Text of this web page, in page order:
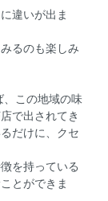
違いが出ま
るのも楽しみ
、この地域の味
で出されてき
だけに、クセ
を持っている
とができま